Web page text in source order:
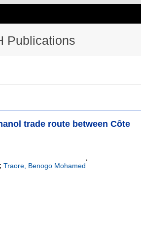
Publications
trade route between Côte
; Traore, Benogo Mohamed
*